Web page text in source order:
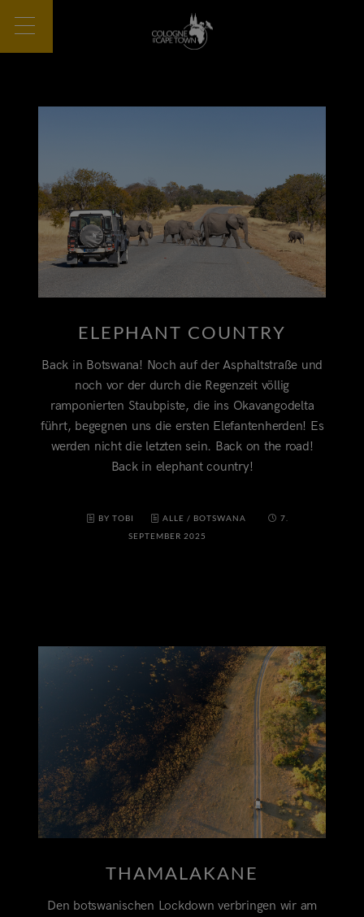
ELEPHANT COUNTRY
Back in Botswana! Noch auf der Asphaltstraße und
noch vor der durch die Regenzeit völlig
ramponierten Staubpiste, die ins Okavangodelta
führt, begegnen uns die ersten Elefantenherden! Es
werden nicht die letzten sein. Back on the road!
Back in elephant country!
BY TOBI ALLE / BOTSWANA
7.
SEPTEMBER 2025
THAMALAKANE
Den botswanischen Lockdown verbringen wir am